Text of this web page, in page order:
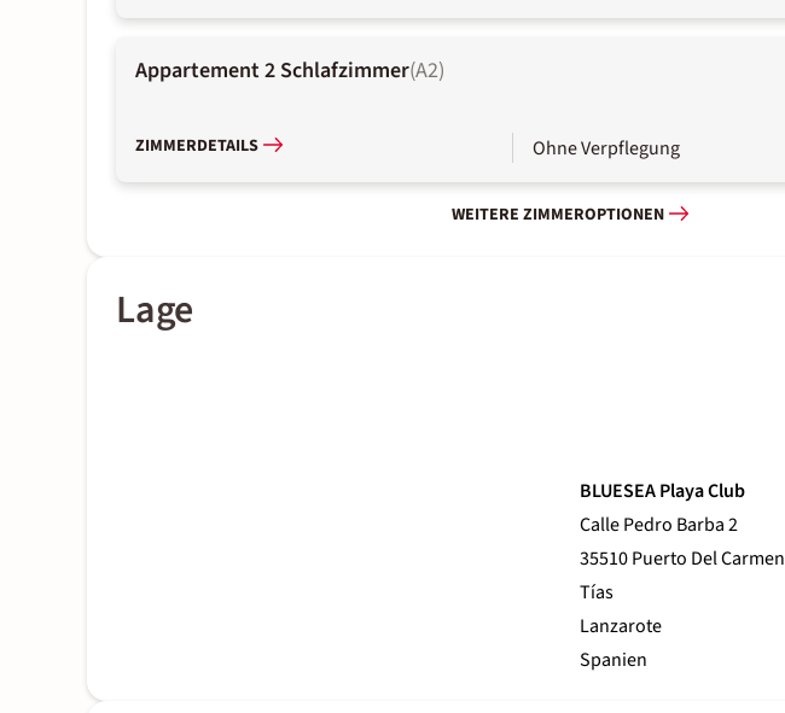
Appartement 2 Schlafzimmer(A2)
ZIMMERDETAILS Ohne Verpflegung
WEITERE ZIMMEROPTIONEN
Lage
BLUESEA Playa Club
Calle Pedro Barba 2
35510 Puerto Del Carmen
Tías
Lanzarote
Spanien